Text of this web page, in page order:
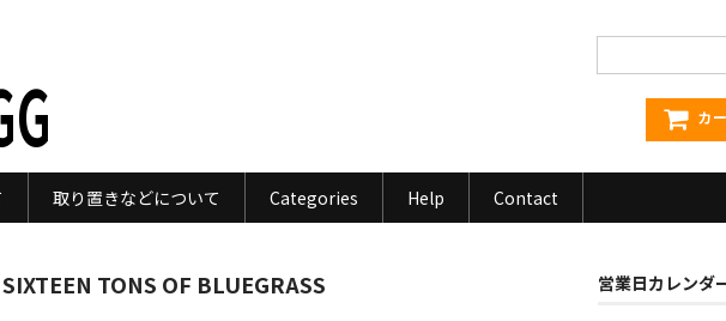
カ
取り置きなどについて Categories Help Contact
TONS OF BLUEGRASS 営業日カレンダ